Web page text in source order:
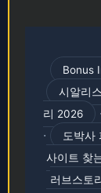
Bonus
시알리
리 2026
·
·
도박사
사이트 찾
러브스토